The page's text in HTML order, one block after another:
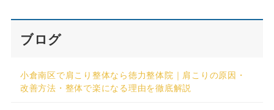
ブログ
小倉南区で肩こり整体なら徳力整体院｜肩こりの原因・
改善方法・整体で楽になる理由を徹底解説